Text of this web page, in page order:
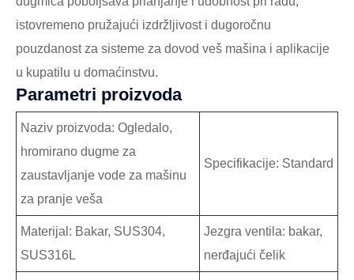
istovremeno pružajući izdržljivost i dugoročnu
pouzdanost za sisteme za dovod veš mašina i aplikacije
u kupatilu u domaćinstvu.
Parametri proizvoda
Naziv proizvoda: Ogledalo,
hromirano dugme za
zaustavljanje vode za mašinu
za pranje veša
Specifikacije: Standard
Materijal: Bakar, SUS304,
SUS316L
Jezgra ventila: bakar,
nerđajući čelik